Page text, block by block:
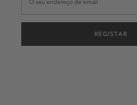
REGISTAR